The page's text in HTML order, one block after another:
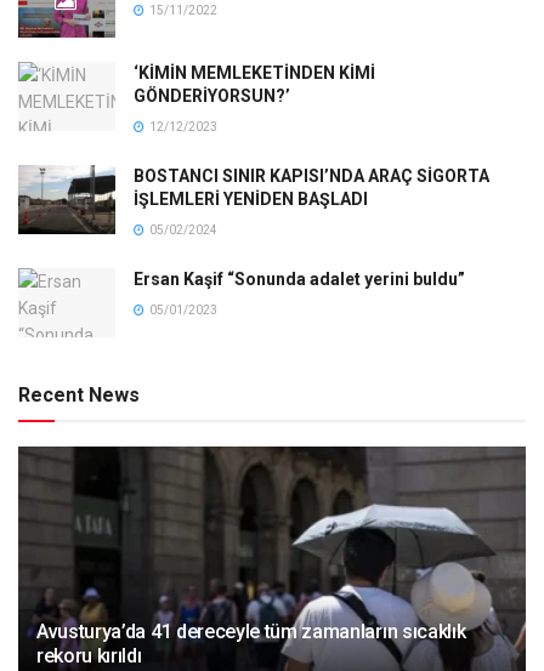
15/11/2022
‘KİMİN MEMLEKETİNDEN KİMİ
GÖNDERİYORSUN?’
12/12/2023
BOSTANCI SINIR KAPISI’NDA ARAÇ SİGORTA
İŞLEMLERİ YENİDEN BAŞLADI
05/02/2024
Ersan Kaşif “Sonunda adalet yerini buldu”
05/01/2023
Recent News
Avusturya’da 41 dereceyle tüm zamanların sıcaklık
rekoru kırıldı